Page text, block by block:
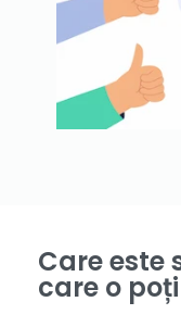
Care este
care o